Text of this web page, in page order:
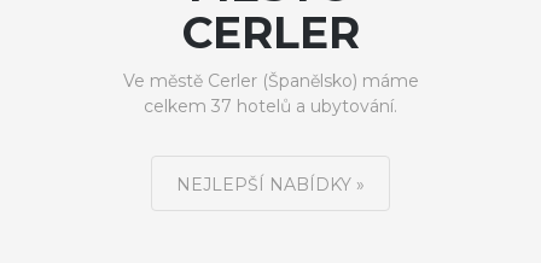
CERLER
Ve městě Cerler (Španělsko) máme
celkem 37 hotelů a ubytování.
NEJLEPŠÍ NABÍDKY »